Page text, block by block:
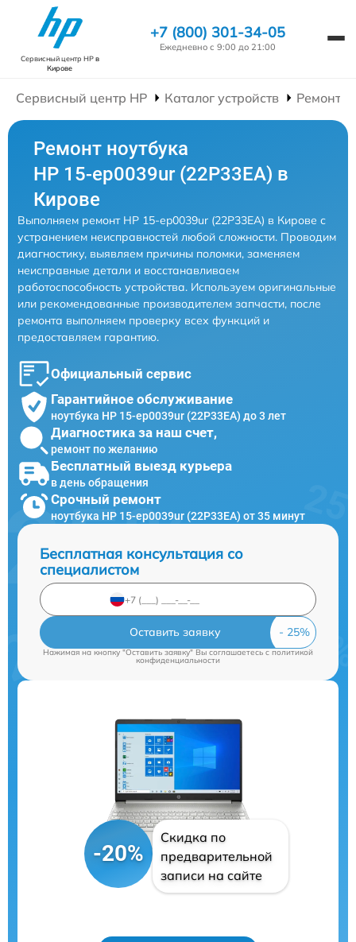
Сервисный центр HPв
Кирове
+7 (800) 301-34-05
Ежедневно с 9:00 до 21:00
Сервисный центр HP Каталог устройств Ремонт
Ремонт ноутбука
HP 15-ep0039ur (22P33EA) в
Кирове
Выполняем ремонт HP 15-ep0039ur (22P33EA) в Кирове с
устранением неисправностей любой сложности. Проводим
диагностику, выявляем причины поломки, заменяем
неисправные детали и восстанавливаем
работоспособность устройства. Используем оригинальные
или рекомендованные производителем запчасти, после
ремонта выполняем проверку всех функций и
предоставляем гарантию.
Официальный сервис
Гарантийное обслуживание
ноутбука HP 15-ep0039ur (22P33EA) до 3 лет
Диагностика за наш счет,
ремонт по желанию
Бесплатный выезд курьера
в день обращения
Срочный ремонт
ноутбука HP 15-ep0039ur (22P33EA) от 35 минут
Бесплатная консультация со
специалистом
Оставить заявку
Нажимая на кнопку "Оставить заявку" Вы соглашаетесь cполитикой
конфиденциальности
-20%
Скидка по
предварительной
записи на сайте